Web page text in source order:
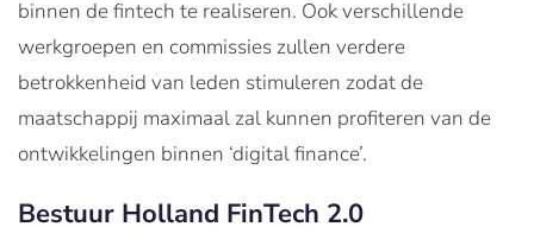
binnen de fintech te realiseren. Ook verschillende
werkgroepen en commissies zullen verdere
betrokkenheid van leden stimuleren zodat de
maatschappij maximaal zal kunnen profiteren van de
ontwikkelingen binnen ‘digital finance’.
Bestuur Holland FinTech 2.0